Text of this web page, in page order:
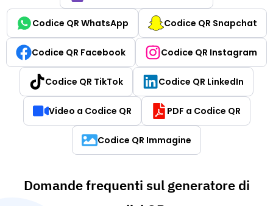
Codice QR WhatsApp Codice QR Snapchat
Codice QR Facebook Codice QR Instagram
Codice QR TikTok Codice QR LinkedIn
Video a Codice QR PDF a Codice QR
Codice QR Immagine
Domande frequenti sul generatore di